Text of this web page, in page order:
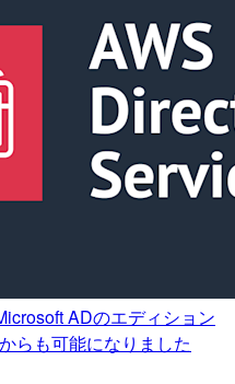
ADのエディション
らも可能になりました